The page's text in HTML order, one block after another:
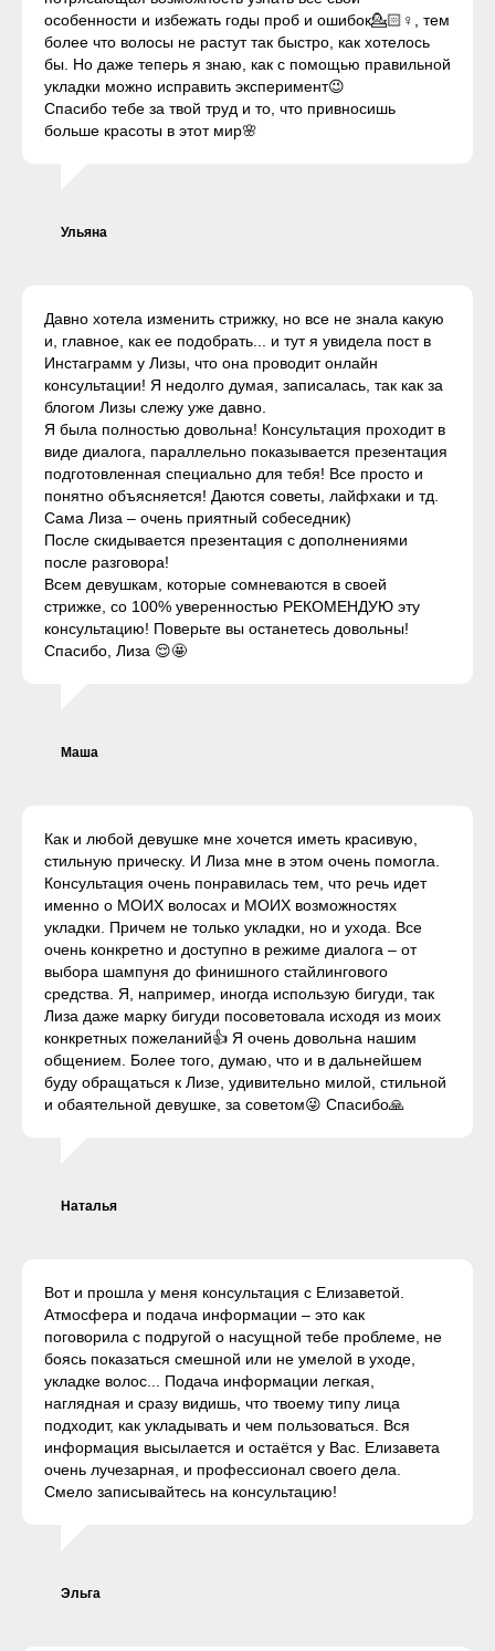
особенности и избежать годы проб и ошибок💁🏻♀, тем
более что волосы не растут так быстро, как хотелось
бы. Но даже теперь я знаю, как с помощью правильной
укладки можно исправить эксперимент😉
Спасибо тебе за твой труд и то, что привносишь
больше красоты в этот мир🌸
Ульяна
Давно хотела изменить стрижку, но все не знала какую
и, главное, как ее подобрать... и тут я увидела пост в
Инстаграмм у Лизы, что она проводит онлайн
консультации! Я недолго думая, записалась, так как за
блогом Лизы слежу уже давно.
Я была полностью довольна! Консультация проходит в
виде диалога, параллельно показывается презентация
подготовленная специально для тебя! Все просто и
понятно объясняется! Даются советы, лайфхаки и тд.
Сама Лиза – очень приятный собеседник)
После скидывается презентация с дополнениями
после разговора!
Всем девушкам, которые сомневаются в своей
стрижке, со 100% уверенностью РЕКОМЕНДУЮ эту
консультацию! Поверьте вы останетесь довольны!
Спасибо, Лиза 😌🤩
Маша
Как и любой девушке мне хочется иметь красивую,
стильную прическу. И Лиза мне в этом очень помогла.
Консультация очень понравилась тем, что речь идет
именно о МОИХ волосах и МОИХ возможностях
укладки. Причем не только укладки, но и ухода. Все
очень конкретно и доступно в режиме диалога – от
выбора шампуня до финишного стайлингового
средства. Я, например, иногда использую бигуди, так
Лиза даже марку бигуди посоветовала исходя из моих
конкретных пожеланий👍 Я очень довольна нашим
общением. Более того, думаю, что и в дальнейшем
буду обращаться к Лизе, удивительно милой, стильной
и обаятельной девушке, за советом😜 Спасибо🙏
Наталья
Вот и прошла у меня консультация с Елизаветой.
Атмосфера и подача информации – это как
поговорила с подругой о насущной тебе проблеме, не
боясь показаться смешной или не умелой в уходе,
укладке волос... Подача информации легкая,
наглядная и сразу видишь, что твоему типу лица
подходит, как укладывать и чем пользоваться. Вся
информация высылается и остаётся у Вас. Елизавета
очень лучезарная, и профессионал своего дела.
Смело записывайтесь на консультацию!
Эльга